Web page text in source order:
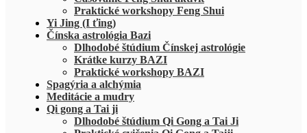
Praktické workshopy Feng Shui
Yi Jing (I ťing)
Čínska astrológia Bazi
Dlhodobé štúdium Čínskej astrológie
Krátke kurzy BAZI
Praktické workshopy BAZI
Spagýria a alchýmia
Meditácie a mudry
Qi gong a Tai ji
Dlhodobé štúdium Qi Gong a Tai Ji